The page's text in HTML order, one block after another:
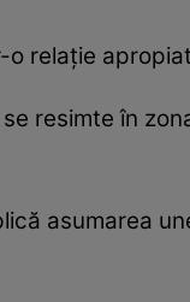
o relație
resimte în
asumarea